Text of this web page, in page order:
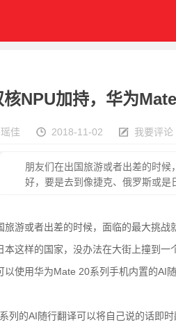
核NPU加持，华为
佳 2018-11-02 我要评论
朋友们在出国旅游或者出差的时
好，要是去到像捷克、俄罗斯或是
或者出差的时候，面临的最大挑战
本这样的国家，没办法在大街上撞到
以使用华为Mate 20系列手机内置的AI
的AI随行翻译可以将自己说的话即时